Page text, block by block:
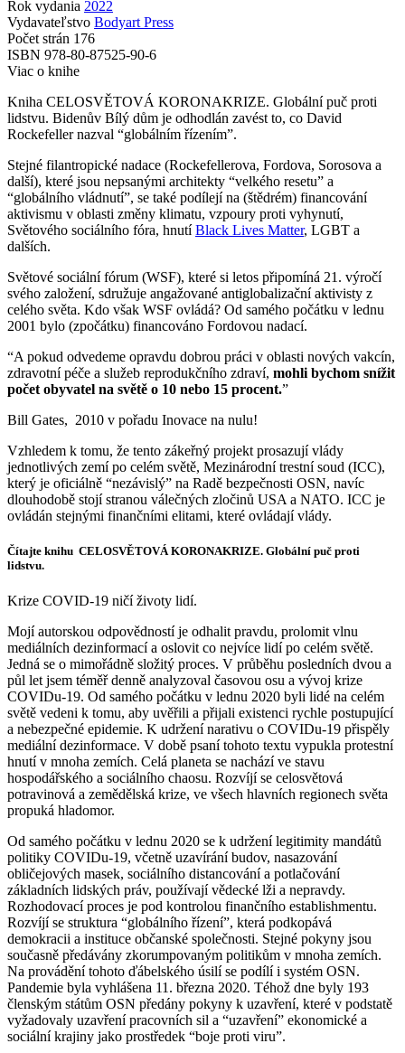
Rok vydania 2022
Vydavateľstvo Bodyart Press
Počet strán 176
ISBN 978-80-87525-90-6
Viac o knihe
Kniha CELOSVĚTOVÁ KORONAKRIZE. Globální puč proti
lidstvu. Bidenův Bílý dům je odhodlán zavést to, co David
Rockefeller nazval “globálním řízením”.
Stejné filantropické nadace (Rockefellerova, Fordova, Sorosova a
další), které jsou nepsanými architekty “velkého resetu” a
“globálního vládnutí”, se také podílejí na (štědrém) financování
aktivismu v oblasti změny klimatu, vzpoury proti vyhynutí,
Světového sociálního fóra, hnutíBlack Lives Matter, LGBT a
dalších.
Světové sociální fórum (WSF), které si letos připomíná 21. výročí
svého založení, sdružuje angažované antiglobalizační aktivisty z
celého světa. Kdo však WSF ovládá? Od samého počátku v lednu
2001 bylo (zpočátku) financováno Fordovou nadací.
“A pokud odvedeme opravdu dobrou práci v oblasti nových vakcín,
zdravotní péče a služeb reprodukčního zdraví, mohli bychom snížit
počet obyvatel na světě o 10 nebo 15 procent.”
Bill Gates, 2010 v pořadu Inovace na nulu!
Vzhledem k tomu, že tento zákeřný projekt prosazují vlády
jednotlivých zemí po celém světě, Mezinárodní trestní soud (ICC),
který je oficiálně “nezávislý” na Radě bezpečnosti OSN, navíc
dlouhodobě stojí stranou válečných zločinů USA a NATO. ICC je
ovládán stejnými finančními elitami, které ovládají vlády.
Čítajte knihu CELOSVĚTOVÁ KORONAKRIZE. Globální puč proti
lidstvu.
Krize COVID-19 ničí životy lidí.
Mojí autorskou odpovědností je odhalit pravdu, prolomit vlnu
mediálních dezinformací a oslovit co nejvíce lidí po celém světě.
Jedná se o mimořádně složitý proces. V průběhu posledních dvou a
půl let jsem téměř denně analyzoval časovou osu a vývoj krize
COVIDu-19. Od samého počátku v lednu 2020 byli lidé na celém
světě vedeni k tomu, aby uvěřili a přijali existenci rychle postupující
a nebezpečné epidemie. K udržení narativu o COVIDu-19 přispěly
mediální dezinformace. V době psaní tohoto textu vypukla protestní
hnutí v mnoha zemích. Celá planeta se nachází ve stavu
hospodářského a sociálního chaosu. Rozvíjí se celosvětová
potravinová a zemědělská krize, ve všech hlavních regionech světa
propuká hladomor.
Od samého počátku v lednu 2020 se k udržení legitimity mandátů
politiky COVIDu-19, včetně uzavírání budov, nasazování
obličejových masek, sociálního distancování a potlačování
základních lidských práv, používají vědecké lži a nepravdy.
Rozhodovací proces je pod kontrolou finančního establishmentu.
Rozvíjí se struktura “globálního řízení”, která podkopává
demokracii a instituce občanské společnosti. Stejné pokyny jsou
současně předávány zkorumpovaným politikům v mnoha zemích.
Na provádění tohoto ďábelského úsilí se podílí i systém OSN.
Pandemie byla vyhlášena 11. března 2020. Téhož dne byly 193
členským státům OSN předány pokyny k uzavření, které v podstatě
vyžadovaly uzavření pracovních sil a “uzavření” ekonomické a
sociální krajiny jako prostředek “boje proti viru”.